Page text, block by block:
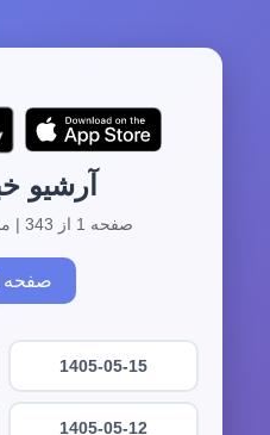
آرشیو
صفحه 1 از 343 | مجموع 3424 آرشیو
صفحه
1405-05-15
1405-05-12